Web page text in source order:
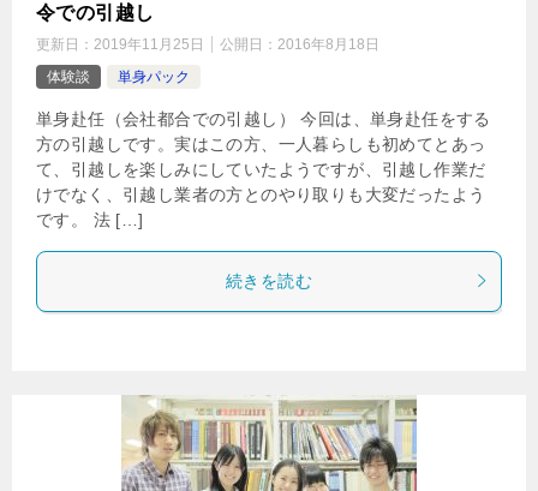
令での引越し
更新日： 2019年11月25日 公開日： 2016年8月18日
体験談
単身パック
単身赴任（会社都合での引越し） 今回は、単身赴任をする
方の引越しです。実はこの方、一人暮らしも初めてとあっ
て、引越しを楽しみにしていたようですが、引越し作業だ
けでなく、引越し業者の方とのやり取りも大変だったよう
です。 法 […]
続きを読む